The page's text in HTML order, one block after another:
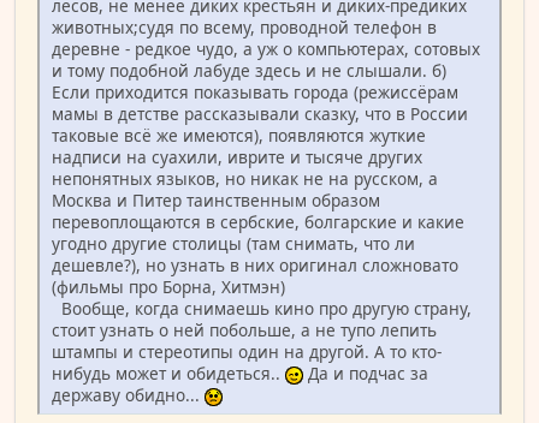
лесов, не менее диких крестьян и диких-предиких
животных;судя по всему, проводной телефон в
деревне - редкое чудо, а уж о компьютерах, сотовых
и тому подобной лабуде здесь и не слышали. б)
Если приходится показывать города (режиссёрам
мамы в детстве рассказывали сказку, что в России
таковые всё же имеются), появляются жуткие
надписи на суахили, иврите и тысяче других
непонятных языков, но никак не на русском, а
Москва и Питер таинственным образом
перевоплощаются в сербские, болгарские и какие
угодно другие столицы (там снимать, что ли
дешевле?), но узнать в них оригинал сложновато
(фильмы про Борна, Хитмэн)
Вообще, когда снимаешь кино про другую страну,
стоит узнать о ней побольше, а не тупо лепить
штампы и стереотипы один на другой. А то кто-
нибудь может и обидеться..
Да и подчас за
державу обидно...